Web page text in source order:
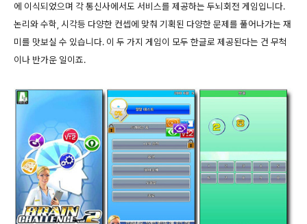
에 이식되었으며 각 통신사에서도 서비스를 제공하는 두뇌회전 게임입니다.
논리와 수학, 시각등 다양한 컨셉에 맞춰 기획된 다양한 문제를 풀어나가는 재
미를 맛보실 수 있습니다. 이 두 가지 게임이 모두 한글로 제공된다는 건 무척
이나 반가운 일이죠.